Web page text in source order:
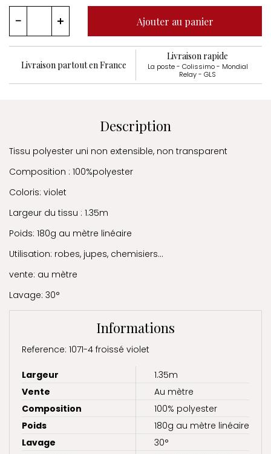
Ajouter au panier
Livraison partout en France
Livraison rapide
La poste - Colissimo - Mondial
Relay - GLS
Description
Tissu polyester uni non extensible, non transparent
Composition : 100%polyester
Coloris: violet
Largeur du tissu : 1.35m
Poids: 180g au mètre linéaire
Utilisation: robes, jupes, chemisiers...
vente: au mètre
Lavage: 30°
Informations
Reference: 1071-4 froissé violet
Largeur
1.35m
Vente
Au mètre
Composition
100% polyester
Poids
180g au mètre linéaire
Lavage
30°